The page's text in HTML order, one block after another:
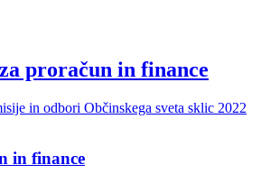
proračun in finance
in odbori Občinskega sveta sklic 2022
in finance